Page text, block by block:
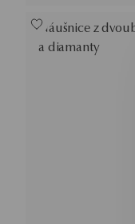
Náušnice z
a diamanty